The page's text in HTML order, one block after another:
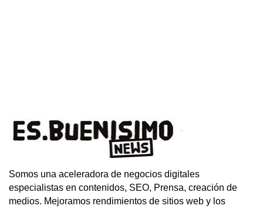
Somos una aceleradora de negocios digitales
especialistas en contenidos, SEO, Prensa, creación de
medios. Mejoramos rendimientos de sitios web y los